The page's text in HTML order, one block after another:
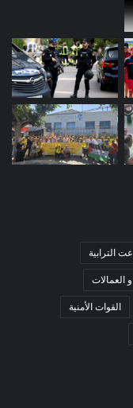
الترابية
العمالات
القوات الأمنية